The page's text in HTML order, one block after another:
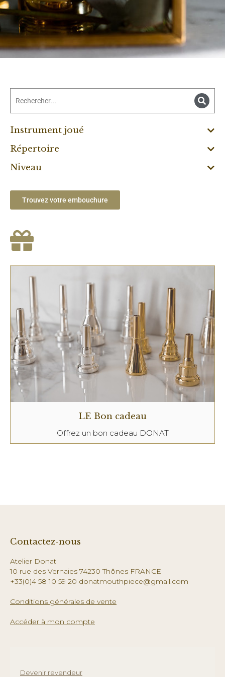
Instrument joué
Répertoire
Niveau
Trouvez votre embouchure
LE Bon cadeau
Offrez un bon cadeau DONAT
Contactez-nous
Atelier Donat
10 rue des Vernaies 74230 Thônes FRANCE
+33(0)4 58 10 59 20 donatmouthpiece@gmail.com
Conditions générales de vente
Accéder à mon compte
Devenir revendeur